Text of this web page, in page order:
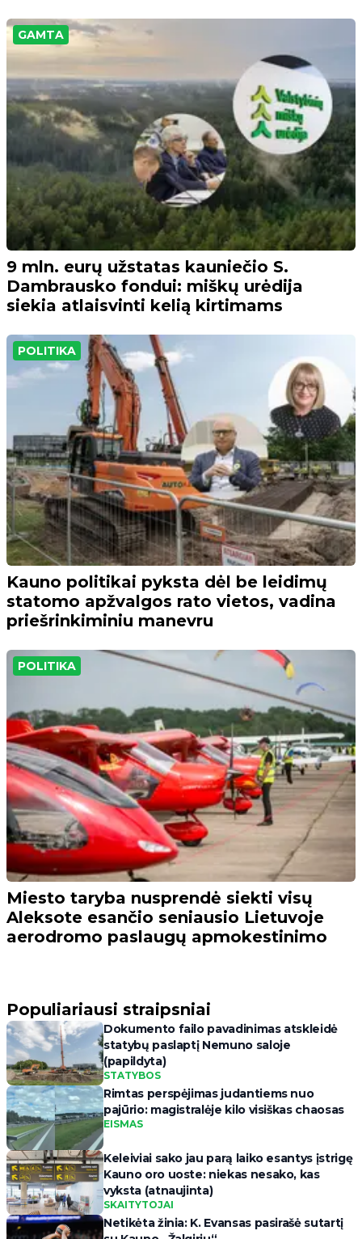
GAMTA
9 mln. eurų užstatas kauniečio S.
Dambrausko fondui: miškų urėdija
siekia atlaisvinti kelią kirtimams
POLITIKA
Kauno politikai pyksta dėl be leidimų
statomo apžvalgos rato vietos, vadina
priešrinkiminiu manevru
POLITIKA
Miesto taryba nusprendė siekti visų
Aleksote esančio seniausio Lietuvoje
aerodromo paslaugų apmokestinimo
Populiariausi straipsniai
Dokumento failo pavadinimas atskleidė
statybų paslaptį Nemuno saloje
(papildyta)
STATYBOS
Rimtas perspėjimas judantiems nuo
pajūrio: magistralėje kilo visiškas chaosas
EISMAS
Keleiviai sako jau parą laiko esantys įstrigę
Kauno oro uoste: niekas nesako, kas
vyksta (atnaujinta)
SKAITYTOJAI
Netikėta žinia: K. Evansas pasirašė sutartį